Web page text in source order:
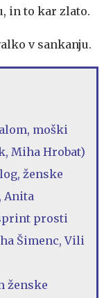
in to kar zlato.
v sankanju.
moški
Miha Hrobat)
ženske
Anita
prosti
Šimenc, Vili
ženske